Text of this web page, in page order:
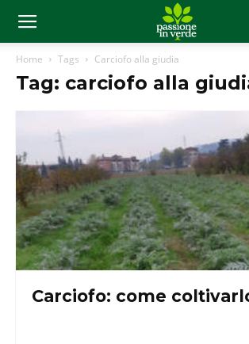
Home Tags Carciofo alla giudia
Tag: carciofo alla
Carciofo: come